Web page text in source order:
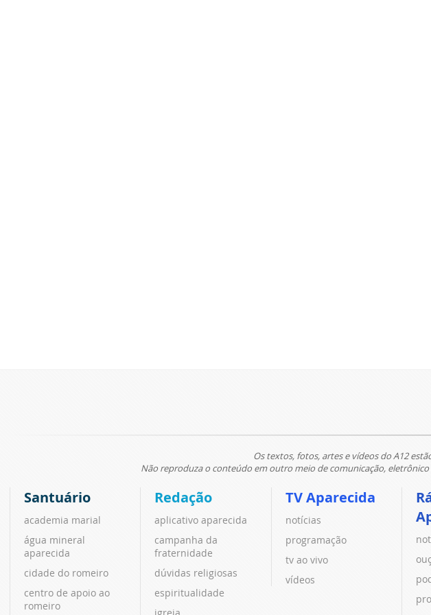
Os textos, fotos, artes e vídeos do A12
Não reproduza o conteúdo em outro meio de comunicação,
Santuário
academia marial
água mineral
aparecida
cidade do romeiro
centro de apoio ao
romeiro
Redação
aplicativo aparecida
campanha da
fraternidade
dúvidas religiosas
espiritualidade
igreja
TV Aparecida
notícias
programação
tv ao vivo
vídeos